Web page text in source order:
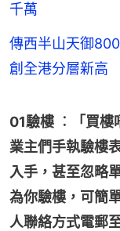
千萬
傳西半山天御
創全港分層新高
01驗樓 ︰「買樓
業主們手執驗樓
入手，甚至忽略
為你驗樓，可簡
人聯絡方式電郵